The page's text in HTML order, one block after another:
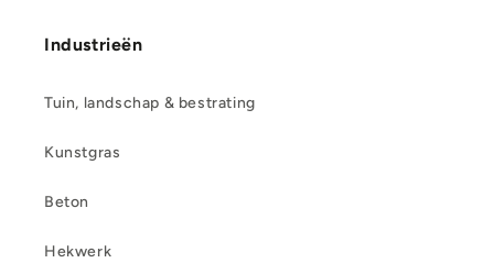
Industrieën
Tuin, landschap & bestrating
Kunstgras
Beton
Hekwerk